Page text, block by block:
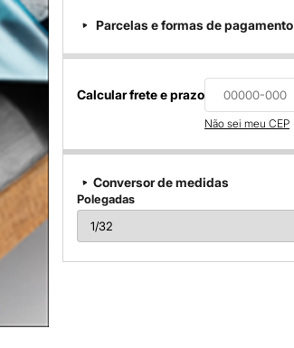
Parcelas e formas de pagamento
Calcular frete e prazo
Não sei meu CEP
Conversor de medidas
Polegadas